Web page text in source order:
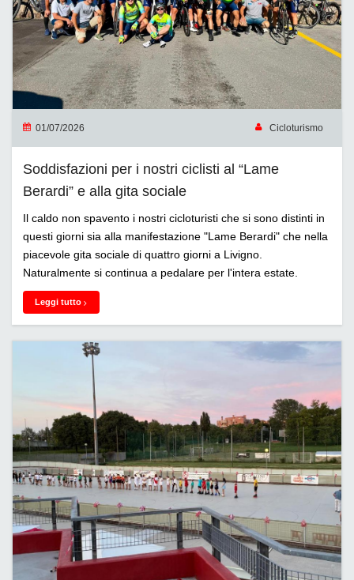
01/07/2026 Cicloturismo
Soddisfazioni per i nostri ciclisti al “Lame
Berardi” e alla gita sociale
Il caldo non spavento i nostri cicloturisti che si sono distinti in
questi giorni sia alla manifestazione "Lame Berardi" che nella
piacevole gita sociale di quattro giorni a Livigno.
Naturalmente si continua a pedalare per l'intera estate.
Leggi tutto